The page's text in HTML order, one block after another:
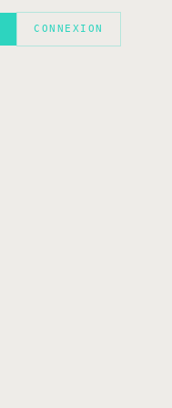
CONNEXION